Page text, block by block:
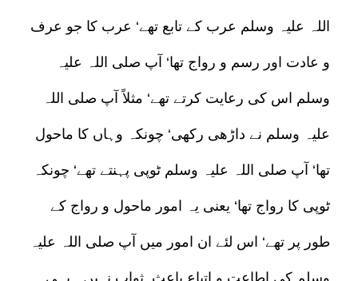
اللہ علیہ وسلم عرب کے تابع تھے‘ عرب کا جو عرف
و عادت اور رسم و رواج تھا‘ آپ صلی اللہ علیہ
وسلم اس کی رعایت کرتے تھے‘ مثلاً آپ صلی اللہ
علیہ وسلم نے داڑھی رکھی‘ چونکہ وہاں کا ماحول
تھا‘ آپ صلی اللہ علیہ وسلم ٹوپی پہنتے تھے‘ چونکہ
ٹوپی کا رواج تھا‘ یعنی یہ امور ماحول و رواج کے
طور پر تھے‘ اس لئے ان امور میں آپ صلی اللہ علیہ